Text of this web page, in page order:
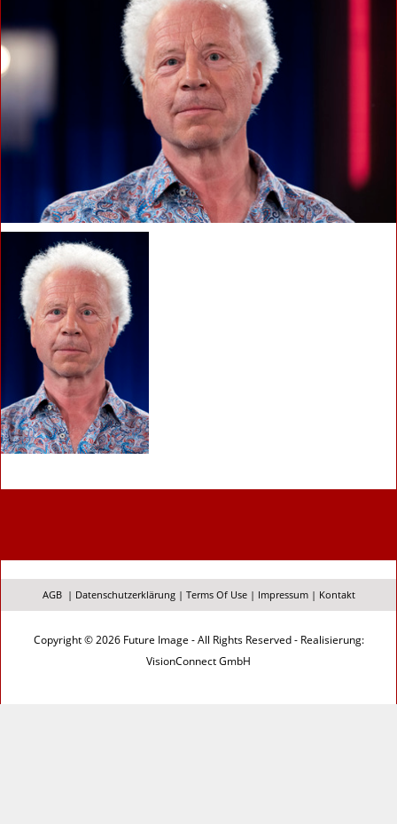
AGB | Datenschutzerklärung| Terms Of Use| Impressum| Kontakt
Copyright © 2026 Future Image - All Rights Reserved - Realisierung:
VisionConnect GmbH